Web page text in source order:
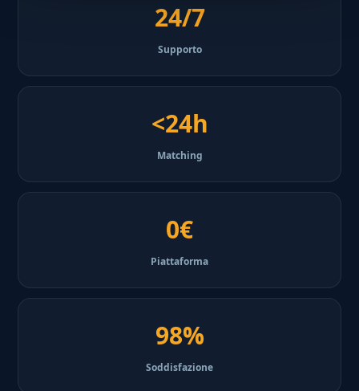
24/7
Supporto
<24h
Matching
0€
Piattaforma
98%
Soddisfazione